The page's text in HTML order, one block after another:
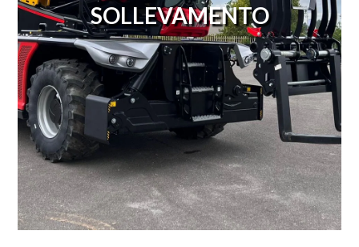
SOLLEVAMENTO